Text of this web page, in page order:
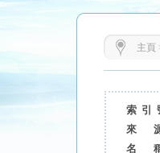
主頁
索 引
來 源
名 稱